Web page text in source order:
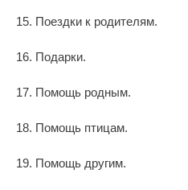
15. Поездки к родителям.
16. Подарки.
17. Помощь родным.
18. Помощь птицам.
19. Помощь другим.